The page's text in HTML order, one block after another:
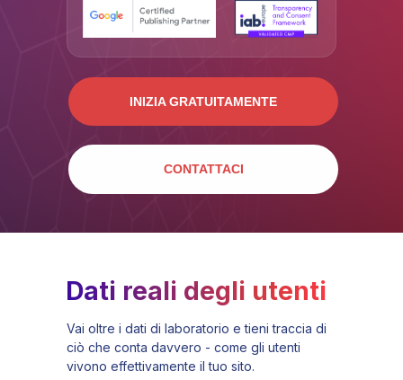
INIZIA GRATUITAMENTE
CONTATTACI
Dati reali degli utenti
Vai oltre i dati di laboratorio e tieni traccia di
ciò che conta davvero - come gli utenti
vivono effettivamente il tuo sito.